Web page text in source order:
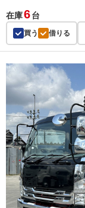
在庫6台
買う 借りる